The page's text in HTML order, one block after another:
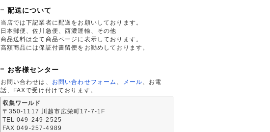
配送について
当店では下記業者に配送をお願いしております。
日本郵便、佐川急便、西濃運輸、その他
商品送料は全て商品ページに表示しております。
高額商品には保証付書留便をお勧めしております。
お客様センター
お問い合わせは、 お問い合わせフォーム メール 、お電
話、FAXで受け付けております。
収集ワールド
〒350-1117 川越市広栄町17-7-1F
TEL 049-249-2525
FAX 049-257-4989